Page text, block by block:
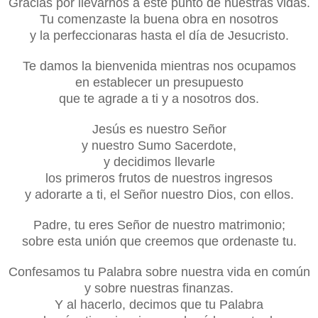
Tu comenzaste la buena obra en nosotros
y la perfeccionaras hasta el día de Jesucristo.
Te damos la bienvenida mientras nos ocupamos
en establecer un presupuesto
que te agrade a ti y a nosotros dos.
Jesús es nuestro Señor
y nuestro Sumo Sacerdote,
y decidimos llevarle
los primeros frutos de nuestros ingresos
y adorarte a ti, el Señor nuestro Dios, con ellos.
Padre, tu eres Señor de nuestro matrimonio;
sobre esta unión que creemos que ordenaste tu.
Confesamos tu Palabra sobre nuestra vida en común
y sobre nuestras finanzas.
Y al hacerlo, decimos que tu Palabra